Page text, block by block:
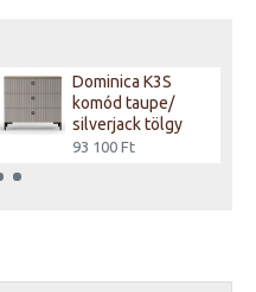
Dominica K3S
komód taupe/
silverjack tölgy
93 100 Ft